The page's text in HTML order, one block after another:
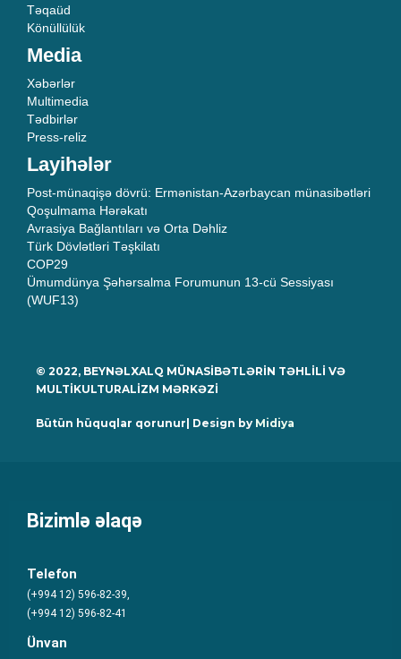
Təqaüd
Könüllülük
Media
Xəbərlər
Multimedia
Tədbirlər
Press-reliz
Layihələr
Post-münaqişə dövrü: Ermənistan-Azərbaycan münasibətləri
Qoşulmama Hərəkatı
Avrasiya Bağlantıları və Orta Dəhliz
Türk Dövlətləri Təşkilatı
COP29
Ümumdünya Şəhərsalma Forumunun 13-cü Sessiyası
(WUF13)
© 2022, BEYNƏLXALQ MÜNASİBƏTLƏRİN TƏHLİLİ VƏ
MULTİKULTURALİZM MƏRKƏZİ
Bütün hüquqlar qorunur| Design by Midiya
Bizimlə əlaqə
Telefon
(+994 12) 596-82-39,
(+994 12) 596-82-41
Ünvan